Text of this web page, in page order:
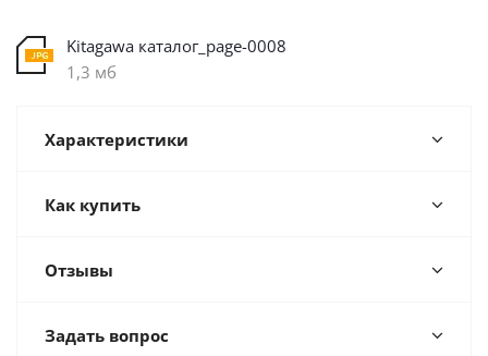
Kitagawa каталог_page-0008
1,3 мб
Характеристики
Как купить
Отзывы
Задать вопрос